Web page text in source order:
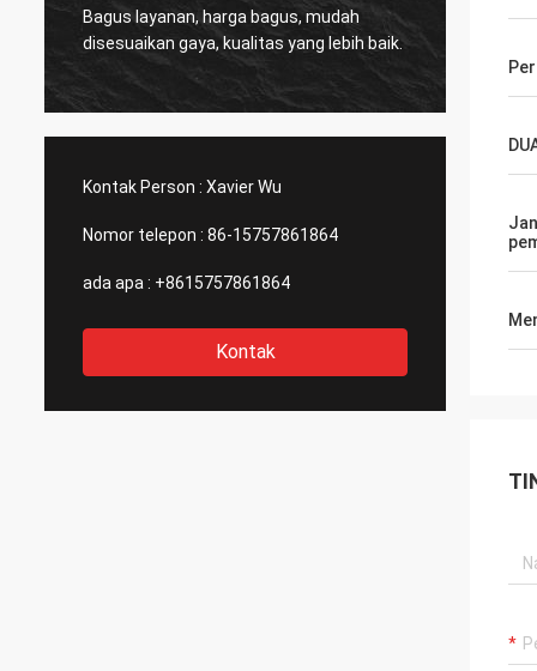
Hai, johnson, silahkan atur 12000 meter
2808 tabung ramping, warna gading.
yang
Kontak Person : Xavier Wu
Nomor telepon : 86-15757861864
ada apa : +8615757861864
Kontak